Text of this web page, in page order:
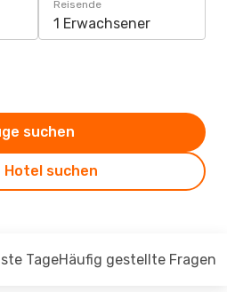
Reisende
1 Erwachsener
Hotel suchen
suchen
TageHäufig gestellte Fragen